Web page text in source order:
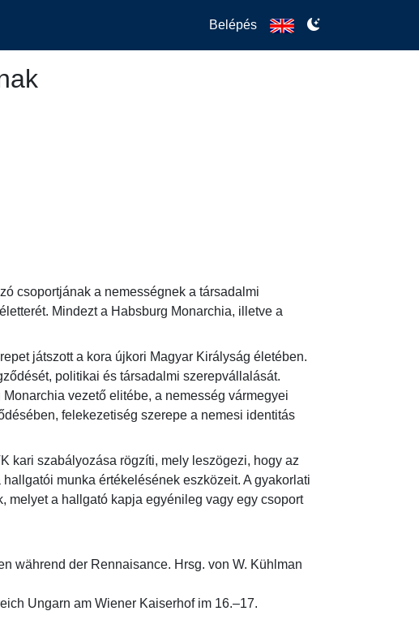
Belépés
csoportjának a nemességnek a társadalmi
Mindezt a Habsburg Monarchia, illetve a
játszott a kora újkori Magyar Királyság életében.
politikai és társadalmi szerepvállalását.
vezető elitébe, a nemesség vármegyei
felekezetiség szerepe a nemesi identitás
kari szabályozása rögzíti, mely leszögezi, hogy az
munka értékelésének eszközeit. A gyakorlati
melyet a hallgató kapja egyénileg vagy egy csoport
während der Rennaisance. Hrsg. von W. Kühlman
Ungarn am Wiener Kaiserhof im 16.–17.